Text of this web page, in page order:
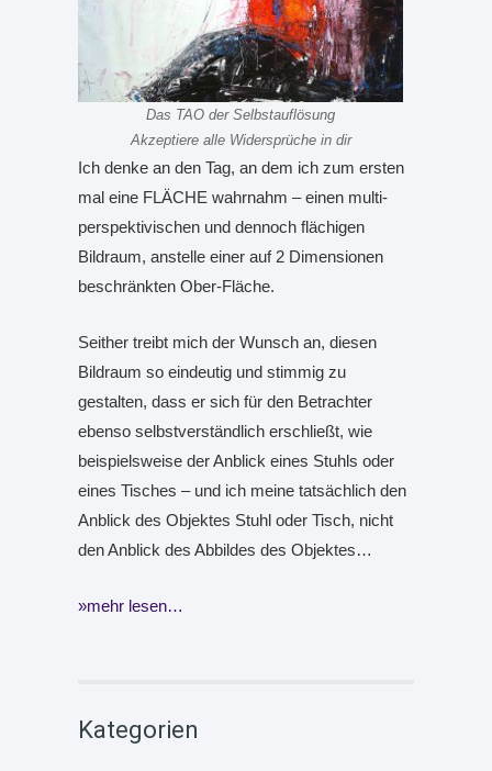
Das TAO der Selbstauflösung
Akzeptiere alle Widersprüche in dir
Ich denke an den Tag, an dem ich zum ersten
mal eine FLÄCHE wahrnahm – einen multi-
perspektivischen und dennoch flächigen
Bildraum, anstelle einer auf 2 Dimensionen
beschränkten Ober-Fläche.
Seither treibt mich der Wunsch an, diesen
Bildraum so eindeutig und stimmig zu
gestalten, dass er sich für den Betrachter
ebenso selbstverständlich erschließt, wie
beispielsweise der Anblick eines Stuhls oder
eines Tisches – und ich meine tatsächlich den
Anblick des Objektes Stuhl oder Tisch, nicht
den Anblick des Abbildes des Objektes…
mehr lesen…
Kategorien